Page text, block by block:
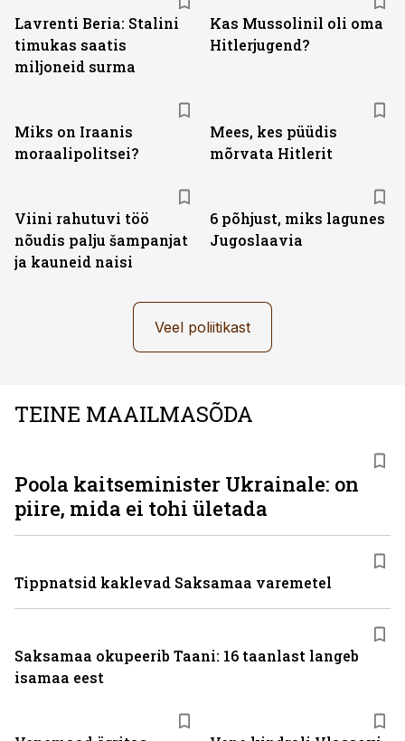
Lavrenti Beria: Stalini
timukas saatis
miljoneid surma
Kas Mussolinil oli oma
Hitlerjugend?
Miks on Iraanis
moraalipolitsei?
Mees, kes püüdis
mõrvata Hitlerit
Viini rahutuvi töö
nõudis palju šampanjat
ja kauneid naisi
6 põhjust, miks lagunes
Jugoslaavia
Veel poliitikast
TEINE MAAILMASÕDA
Poola kaitseminister Ukrainale: on
piire, mida ei tohi ületada
Tippnatsid kaklevad Saksamaa varemetel
Saksamaa okupeerib Taani: 16 taanlast langeb
isamaa eest